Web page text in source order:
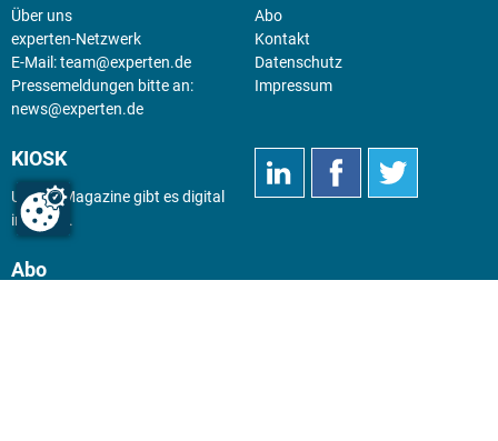
Über uns
experten-Netzwerk
E-Mail:team@experten.de
Pressemeldungen bitte an:
news@experten.de
Abo
Kontakt
Datenschutz
Impressum
KIOSK
Unsere Magazine gibt es digital
im Kiosk .
Abo